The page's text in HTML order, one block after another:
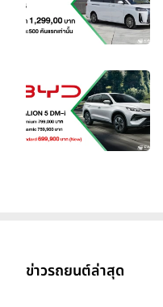
Land Cruiser จะยังคงได้รับ
ความต้องการของสังคม พร้อม
จะยังคงเป็นยานยนต์ที่ลูกค้าให้ค
ข่าวรถยนต์ล่าสุด